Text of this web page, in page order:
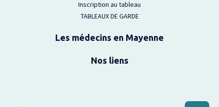
Inscription au tableau
TABLEAUX DE GARDE
Les médecins en Mayenne
Nos liens